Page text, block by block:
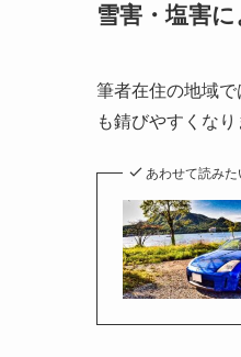
雪害・塩害
筆者在住の地域で
も錆びやすくな
あわせて読みた